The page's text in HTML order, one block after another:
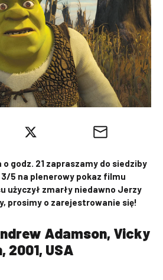
godz. 21 zapraszamy do siedziby
3/5 na plenerowy pokaz filmu
użyczył zmarły niedawno Jerzy
prosimy o zarejestrowanie się!
Adamson, Vicky
2001, USA